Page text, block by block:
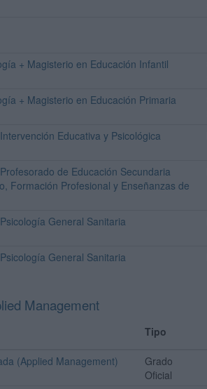
+ Magisterio en Educación Infantil
+ Magisterio en Educación Primaria
Educativa y Psicológica
de Educación Secundaria
Formación Profesional y Enseñanzas de
General Sanitaria
General Sanitaria
Management
Tipo
(Applied Management)
Grado
Oficial